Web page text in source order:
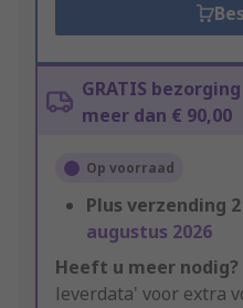
GRATIS
meer dan € 90,00
Op voorraad
Plus verzending 2
augustus 2026
Heeft u meer nodig?
leverdata' voor extra